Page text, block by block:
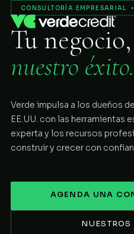
Servicios
Nosotros
Proceso
COMENZAR
CONSULTORÍA EMPRESARIAL
Tu negocio,
nuestro éxito.
Verde impulsa a los dueños
EE.UU. con las herramientas
experta y los recursos
construir y crecer con
AGENDA UNA